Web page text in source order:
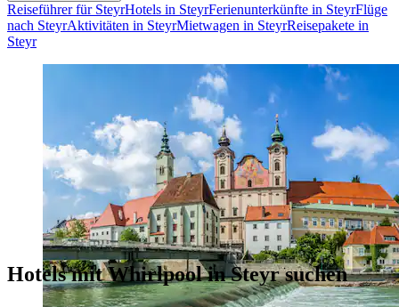
Reiseführer für SteyrHotels in SteyrFerienunterkünfte in SteyrFlüge
nach SteyrAktivitäten in SteyrMietwagen in SteyrReisepakete in
Steyr
Hotels mit Whirlpool in Steyr suchen